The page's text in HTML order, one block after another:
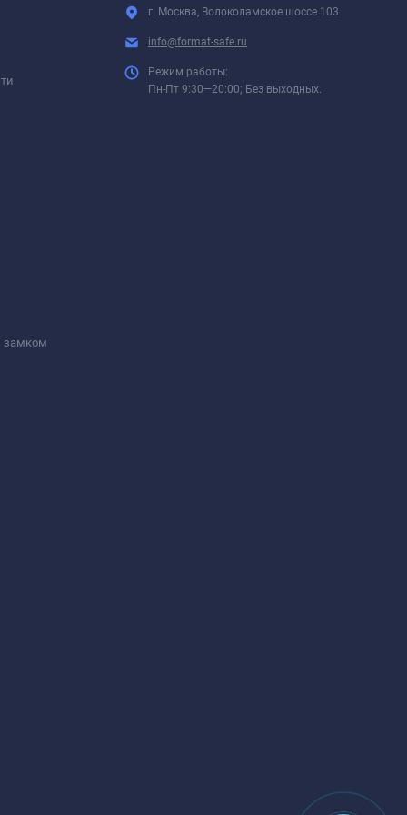
замком
г. Москва, Волоколамское шоссе 103
info@format-safe.ru
Режим работы:
Пн-Пт 9:30—20:00; Без выходных.